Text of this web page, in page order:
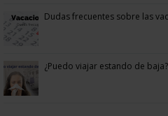
Dudas frecuentes sobre las
¿Puedo viajar estando de baja?